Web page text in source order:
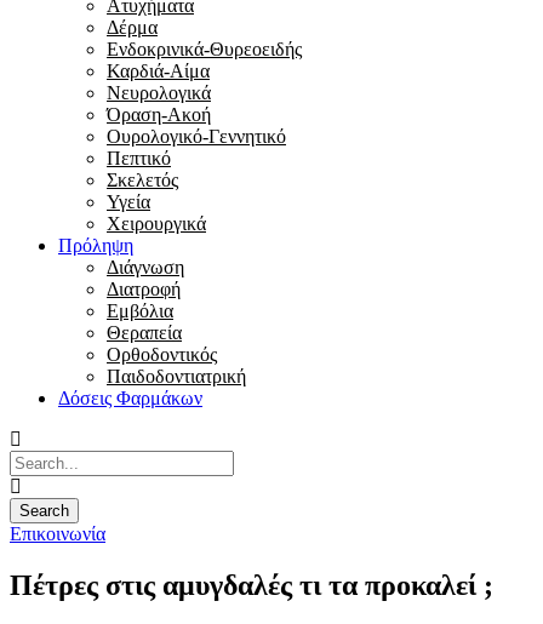
Ατυχήματα
Δέρμα
Ενδοκρινικά-Θυρεοειδής
Καρδιά-Αίμα
Νευρολογικά
Όραση-Ακοή
Ουρολογικό-Γεννητικό
Πεπτικό
Σκελετός
Υγεία
Χειρουργικά
Πρόληψη
Διάγνωση
Διατροφή
Εμβόλια
Θεραπεία
Ορθοδοντικός
Παιδοδοντιατρική
Δόσεις Φαρμάκων
Επικοινωνία
Πέτρες στις αμυγδαλές τι τα προκαλεί ;